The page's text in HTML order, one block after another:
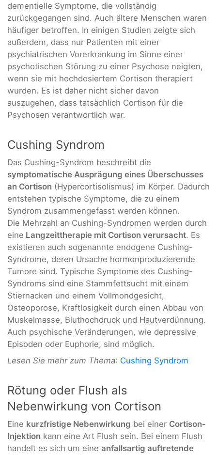
dementielle Symptome, die vollständig
zurückgegangen sind. Auch ältere Menschen waren
häufiger betroffen. In einigen Studien zeigte sich
außerdem, dass nur Patienten mit einer
psychiatrischen Vorerkrankung im Sinne einer
psychotischen Störung zu einer Psychose neigten,
wenn sie mit hochdosiertem Cortison therapiert
wurden. Es ist daher nicht sicher davon
auszugehen, dass tatsächlich Cortison für die
Psychosen verantwortlich war.
Cushing Syndrom
Das Cushing-Syndrom beschreibt die
symptomatische Ausprägung eines Überschusses
an Cortison (Hypercortisolismus) im Körper. Dadurch
entstehen typische Symptome, die zu einem
Syndrom zusammengefasst werden können.
Die Mehrzahl an Cushing-Syndromen werden durch
eine Langzeittherapie mit Cortison verursacht. Es
existieren auch sogenannte endogene Cushing-
Syndrome, deren Ursache hormonproduzierende
Tumore sind. Typische Symptome des Cushing-
Syndroms sind eine Stammfettsucht mit einem
Stiernacken und einem Vollmondgesicht,
Osteoporose, Kraftlosigkeit durch einen Abbau von
Muskelmasse, Bluthochdruck und Hautverdünnung.
Auch psychische Veränderungen, wie depressive
Episoden oder Euphorie, sind möglich.
Lesen Sie mehr zum Thema: Cushing Syndrom
Rötung oder Flush als
Nebenwirkung von Cortison
Eine kurzfristige Nebenwirkung bei einer Cortison-
Injektion kann eine Art Flush sein. Bei einem Flush
handelt es sich um eine anfallsartig auftretende